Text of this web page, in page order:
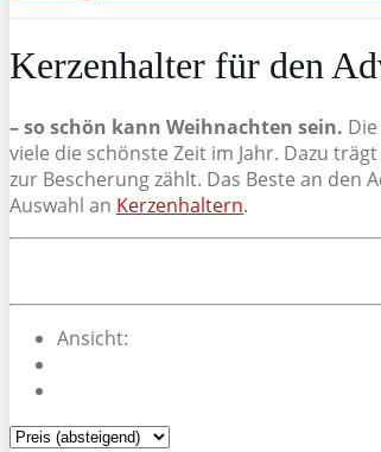
Kerzenhalter für den
– so schön kann Weihnachten sein.
viele die schönste Zeit im Jahr. Dazu
zur Bescherung zählt. Das Beste an den
Auswahl an Kerzenhaltern.
Ansicht: